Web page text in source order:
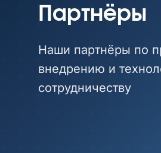
Партнёры
Наши партнёры по
внедрению и
сотрудничеству